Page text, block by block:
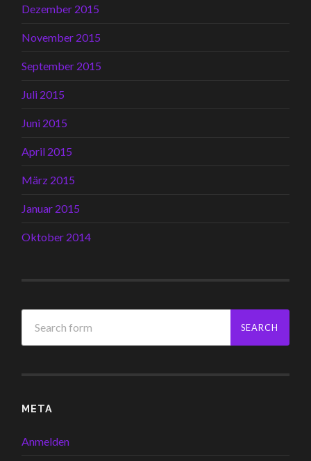
Dezember 2015
November 2015
September 2015
Juli 2015
Juni 2015
April 2015
März 2015
Januar 2015
Oktober 2014
META
Anmelden